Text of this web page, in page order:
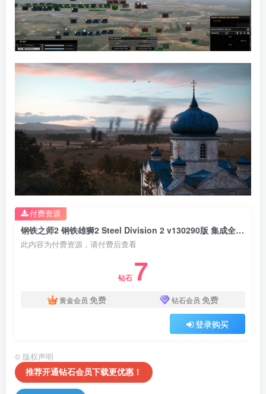
钢铁之师2 钢铁雄狮2 Steel Division 2 v130290版 集成全DLC 官方中文
此内容为付费资源，请付费后查看
钻石 7
黄金会员 免费 钻石会员 免费
登录购买
付费资源
© 版权声明
推荐开通钻石会员下载更优惠！